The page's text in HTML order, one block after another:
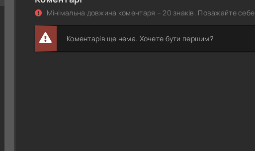
Мінімальна довжина коментаря – 20 знаків. Поважайте себе
Коментарів ще нема. Хочете бути першим?